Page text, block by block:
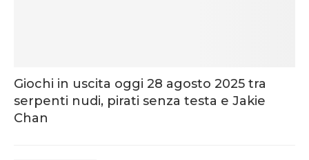
Giochi in uscita oggi 28 agosto 2025 tra
serpenti nudi, pirati senza testa e Jakie
Chan